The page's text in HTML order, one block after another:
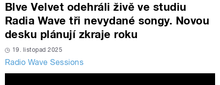
Blve Velvet odehráli živě ve studiu
Radia Wave tři nevydané songy. Novou
desku plánují zkraje roku
19. listopad 2025
Radio Wave Sessions